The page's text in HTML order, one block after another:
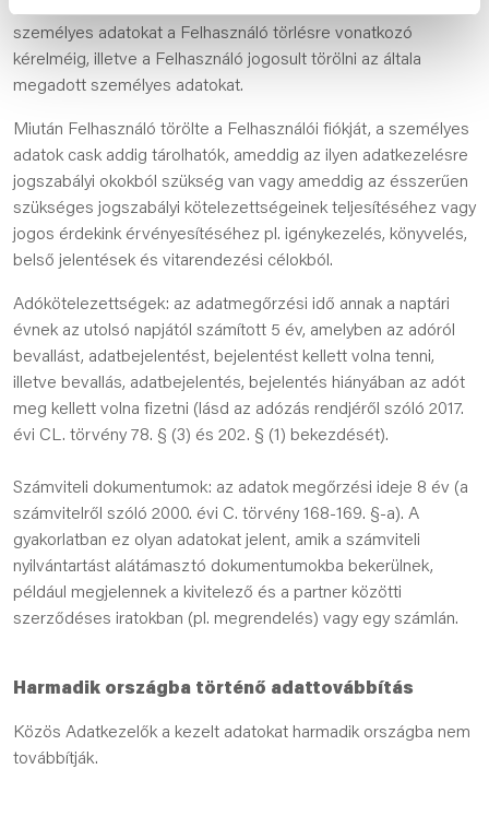
személyes adatokat a Felhasználó törlésre vonatkozó
kérelméig, illetve a Felhasználó jogosult törölni az általa
megadott személyes adatokat.
Miután Felhasználó törölte a Felhasználói fiókját, a személyes
adatok cask addig tárolhatók, ameddig az ilyen adatkezelésre
jogszabályi okokból szükség van vagy ameddig az ésszerűen
szükséges jogszabályi kötelezettségeinek teljesítéséhez vagy
jogos érdekink érvényesítéséhez pl. igénykezelés, könyvelés,
belső jelentések és vitarendezési célokból.
Adókötelezettségek: az adatmegőrzési idő annak a naptári
évnek az utolsó napjától számított 5 év, amelyben az adóról
bevallást, adatbejelentést, bejelentést kellett volna tenni,
illetve bevallás, adatbejelentés, bejelentés hiányában az adót
meg kellett volna fizetni (lásd az adózás rendjéről szóló 2017.
évi CL. törvény 78. § (3) és 202. § (1) bekezdését).
Számviteli dokumentumok: az adatok megőrzési ideje 8 év (a
számvitelről szóló 2000. évi C. törvény 168-169. §-a). A
gyakorlatban ez olyan adatokat jelent, amik a számviteli
nyilvántartást alátámasztó dokumentumokba bekerülnek,
például megjelennek a kivitelező és a partner közötti
szerződéses iratokban (pl. megrendelés) vagy egy számlán.
Harmadik országba történő adattovábbítás
Közös Adatkezelők a kezelt adatokat harmadik országba nem
továbbítják.